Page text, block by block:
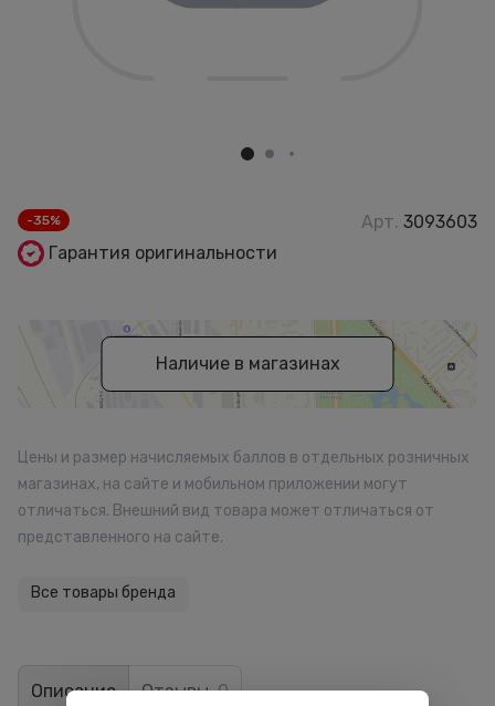
-35% Арт. 3093603
Гарантия оригинальности
Наличие в магазинах
Цены и размер начисляемых баллов в отдельных розничных
магазинах, на сайте и мобильном приложении могут
отличаться. Внешний вид товара может отличаться от
представленного на сайте.
Все товары бренда
Описание Отзывы 0